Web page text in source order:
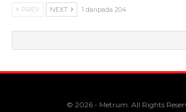
PREV NEXT 1 daripada 204
© 2026 - Metrum. All Rights